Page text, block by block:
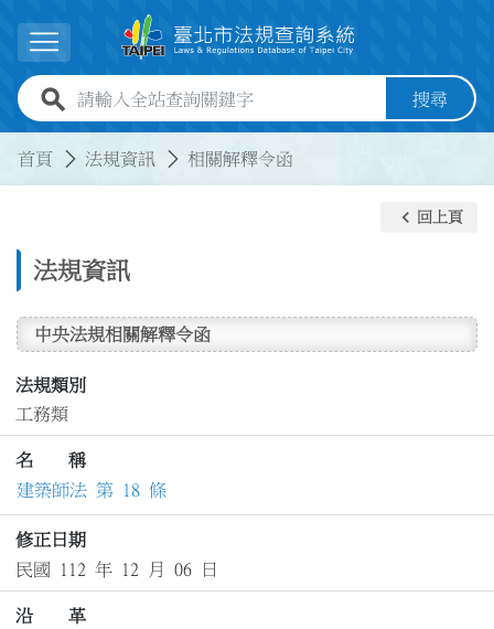
展開選單
全站查詢關鍵字欄位 搜尋
首頁 法規資訊 相關解釋令函
法規資訊
keyboard_arrow_left 回上頁
中央法規相關解釋令函
法規類別
工務類
名 稱
建築師法 第 18 條
修正日期
民國 112 年 12 月 06 日
沿 革